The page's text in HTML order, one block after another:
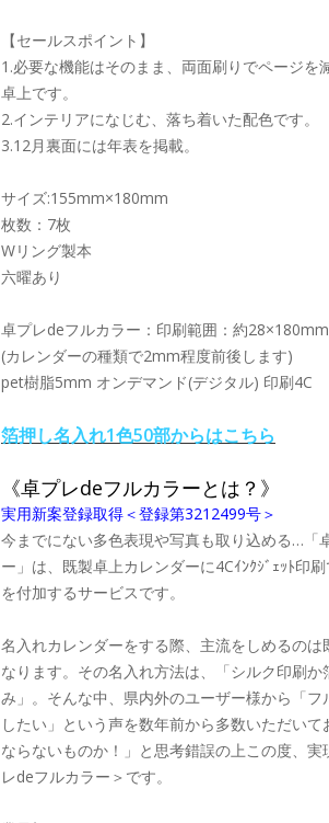
【セールスポイント】
1.必要な機能はそのまま、両面刷りでページを
卓上です。
2.インテリアになじむ、落ち着いた配色です。
3.12月裏面には年表を掲載。
サイズ:155mm×180mm
枚数：7枚
Wリング製本
六曜あり
卓プレdeフルカラー：印刷範囲：約28×180mm
(カレンダーの種類で2mm程度前後します)
pet樹脂5mm オンデマンド(デジタル) 印刷4C
箔押し名入れ1色50部からはこちら
《卓プレdeフルカラーとは？》
実用新案登録取得＜登録第3212499号＞
今までにない多色表現や写真も取り込める…「
ー」は、既製卓上カレンダーに4Cｲﾝｸｼﾞｪｯﾄ印
を付加するサービスです。
名入れカレンダーをする際、主流をしめるのは
なります。その名入れ方法は、「シルク印刷
み」。そんな中、県内外のユーザー様から「フ
したい」という声を数年前から多数いただい
ならないものか！」と思考錯誤の上この度、
レdeフルカラー＞です。